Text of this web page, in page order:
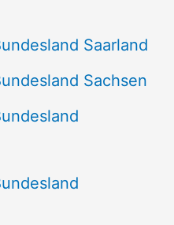
Saarland
Sachsen